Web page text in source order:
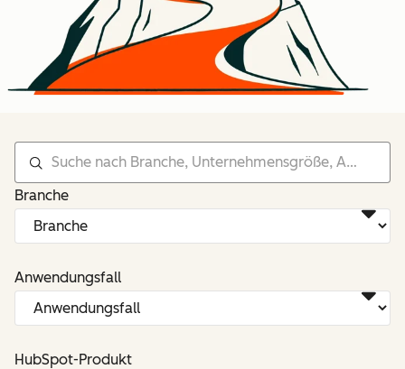
Branche
Anwendungsfall
HubSpot-Produkt